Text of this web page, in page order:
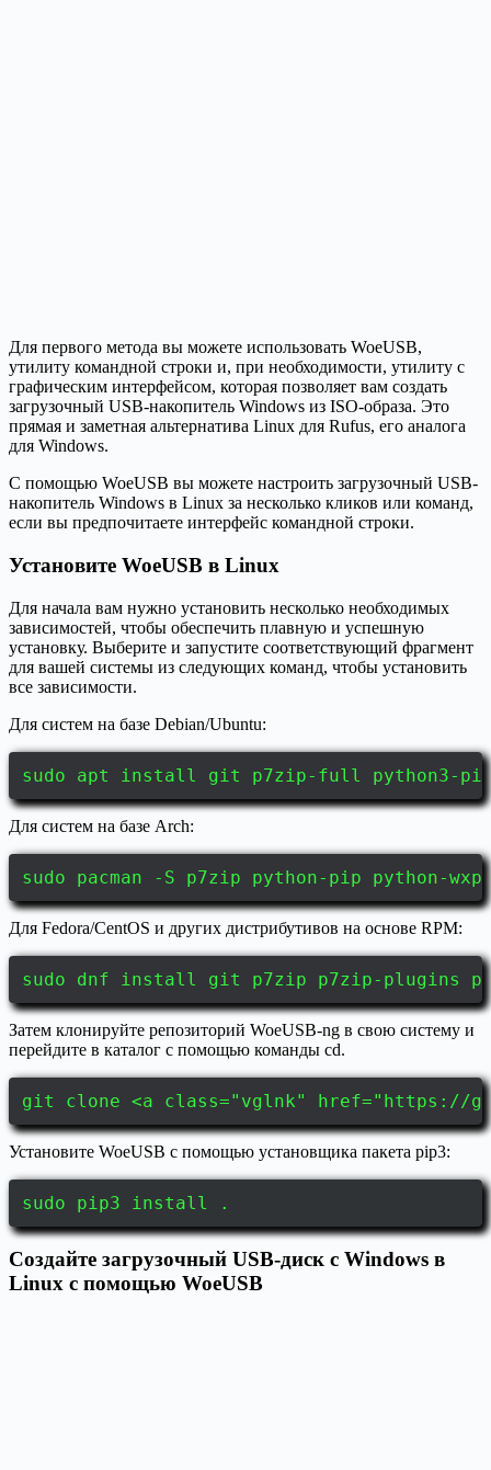
Для первого метода вы можете использовать WoeUSB,
утилиту командной строки и, при необходимости, утилиту с
графическим интерфейсом, которая позволяет вам создать
загрузочный USB-накопитель Windows из ISO-образа. Это
прямая и заметная альтернатива Linux для Rufus, его аналога
для Windows.
С помощью WoeUSB вы можете настроить загрузочный USB-
накопитель Windows в Linux за несколько кликов или команд,
если вы предпочитаете интерфейс командной строки.
Установите WoeUSB в Linux
Для начала вам нужно установить несколько необходимых
зависимостей, чтобы обеспечить плавную и успешную
установку. Выберите и запустите соответствующий фрагмент
для вашей системы из следующих команд, чтобы установить
все зависимости.
Для систем на базе Debian/Ubuntu:
sudo apt install git p7zip-full python3-pip
Для систем на базе Arch:
sudo pacman -S p7zip python-pip python-
Для Fedora/CentOS и других дистрибутивов на основе RPM:
sudo dnf install git p7zip p7zip-plugins
Затем клонируйте репозиторий WoeUSB-ng в свою систему и
перейдите в каталог с помощью команды cd.
git clone <a class="vglnk" href="https://
Установите WoeUSB с помощью установщика пакета pip3:
sudo pip3 install .
Создайте загрузочный USB-диск с Windows в
Linux с помощью WoeUSB